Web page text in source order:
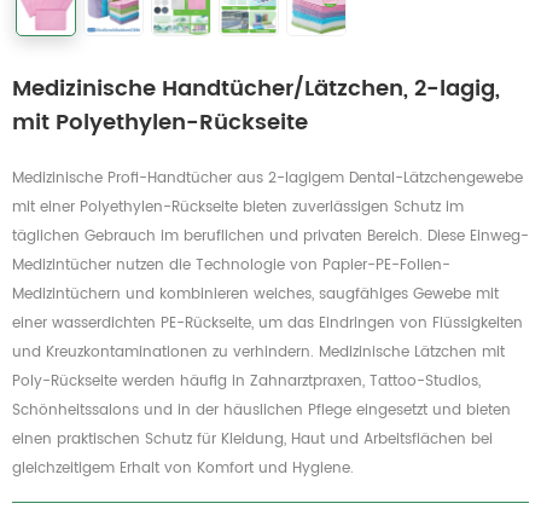
Medizinische Handtücher/Lätzchen, 2-lagig,
mit Polyethylen-Rückseite
Medizinische Profi-Handtücher aus 2-lagigem Dental-Lätzchengewebe
mit einer Polyethylen-Rückseite bieten zuverlässigen Schutz im
täglichen Gebrauch im beruflichen und privaten Bereich. Diese Einweg-
Medizintücher nutzen die Technologie von Papier-PE-Folien-
Medizintüchern und kombinieren weiches, saugfähiges Gewebe mit
einer wasserdichten PE-Rückseite, um das Eindringen von Flüssigkeiten
und Kreuzkontaminationen zu verhindern. Medizinische Lätzchen mit
Poly-Rückseite werden häufig in Zahnarztpraxen, Tattoo-Studios,
Schönheitssalons und in der häuslichen Pflege eingesetzt und bieten
einen praktischen Schutz für Kleidung, Haut und Arbeitsflächen bei
gleichzeitigem Erhalt von Komfort und Hygiene.